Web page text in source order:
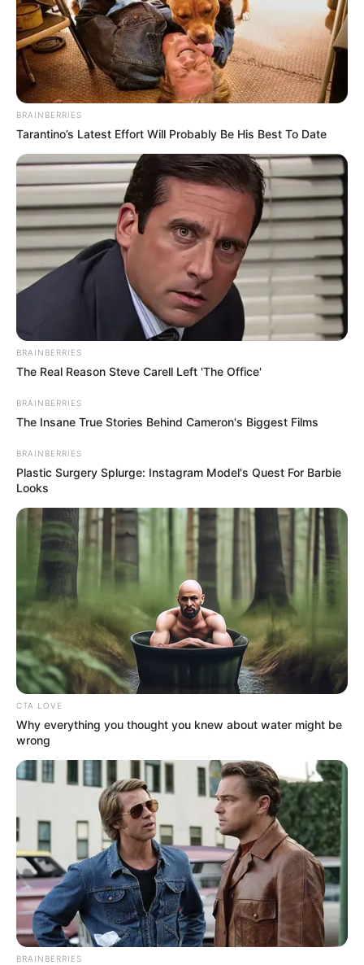
ΔΗΜΟΦΙΛΗ ΑΡΘΡΑ
Αφαίρεση εμφυτεύματος και βιοτσιπ από
τις δυνάμεις του φωτός
Κυριακή, 2 Οκτωβρίου 2022, 14:20
Αφαίρεση εμφυτεύματος και βιοτσιπ από...
Τι είναι το Blockchain του
κβαντικού
χρηματοοικονομικού
συστήματος (QFS);
ΤΑ ΜΑΤΙΑ ΜΑΣ ΚΑΙ ΤΑ
ΓΕΡΜΑΝΙΑ… ΤΙ ΕΙΝΑΙ ΠΟΛΥ...
Ανοιχτή επιστολή
υγειονομικών προς Πλεύρη:
Να επιστρέψουμε στη
δουλειά μας – Οι...
ΝΙΚΟΣ ΑΝΤΩΝΙΑΔΗΣ: Η
ΕΠΙΣΤΟΛΗ ΠΑΡΑΙΤΗΣΗΣ ΜΟΥ
ΑΠΟ ΤΗ ΝΟΜΙΚΗ
ΕΚΠΡΟΣΩΠΗΣΗ ΤΟΥ
BRAINBERRIES
Tarantino’s Latest Effort Will Probably Be His Best To Date
BRAINBERRIES
The Real Reason Steve Carell Left 'The Office'
BRAINBERRIES
The Insane True Stories Behind Cameron's Biggest Films
BRAINBERRIES
Plastic Surgery Splurge: Instagram Model's Quest For Barbie
Looks
CTA LOVE
Why everything you thought you knew about water might be
wrong
BRAINBERRIES